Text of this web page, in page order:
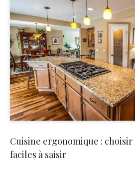
Cuisine ergonomique : choisir
faciles à saisir